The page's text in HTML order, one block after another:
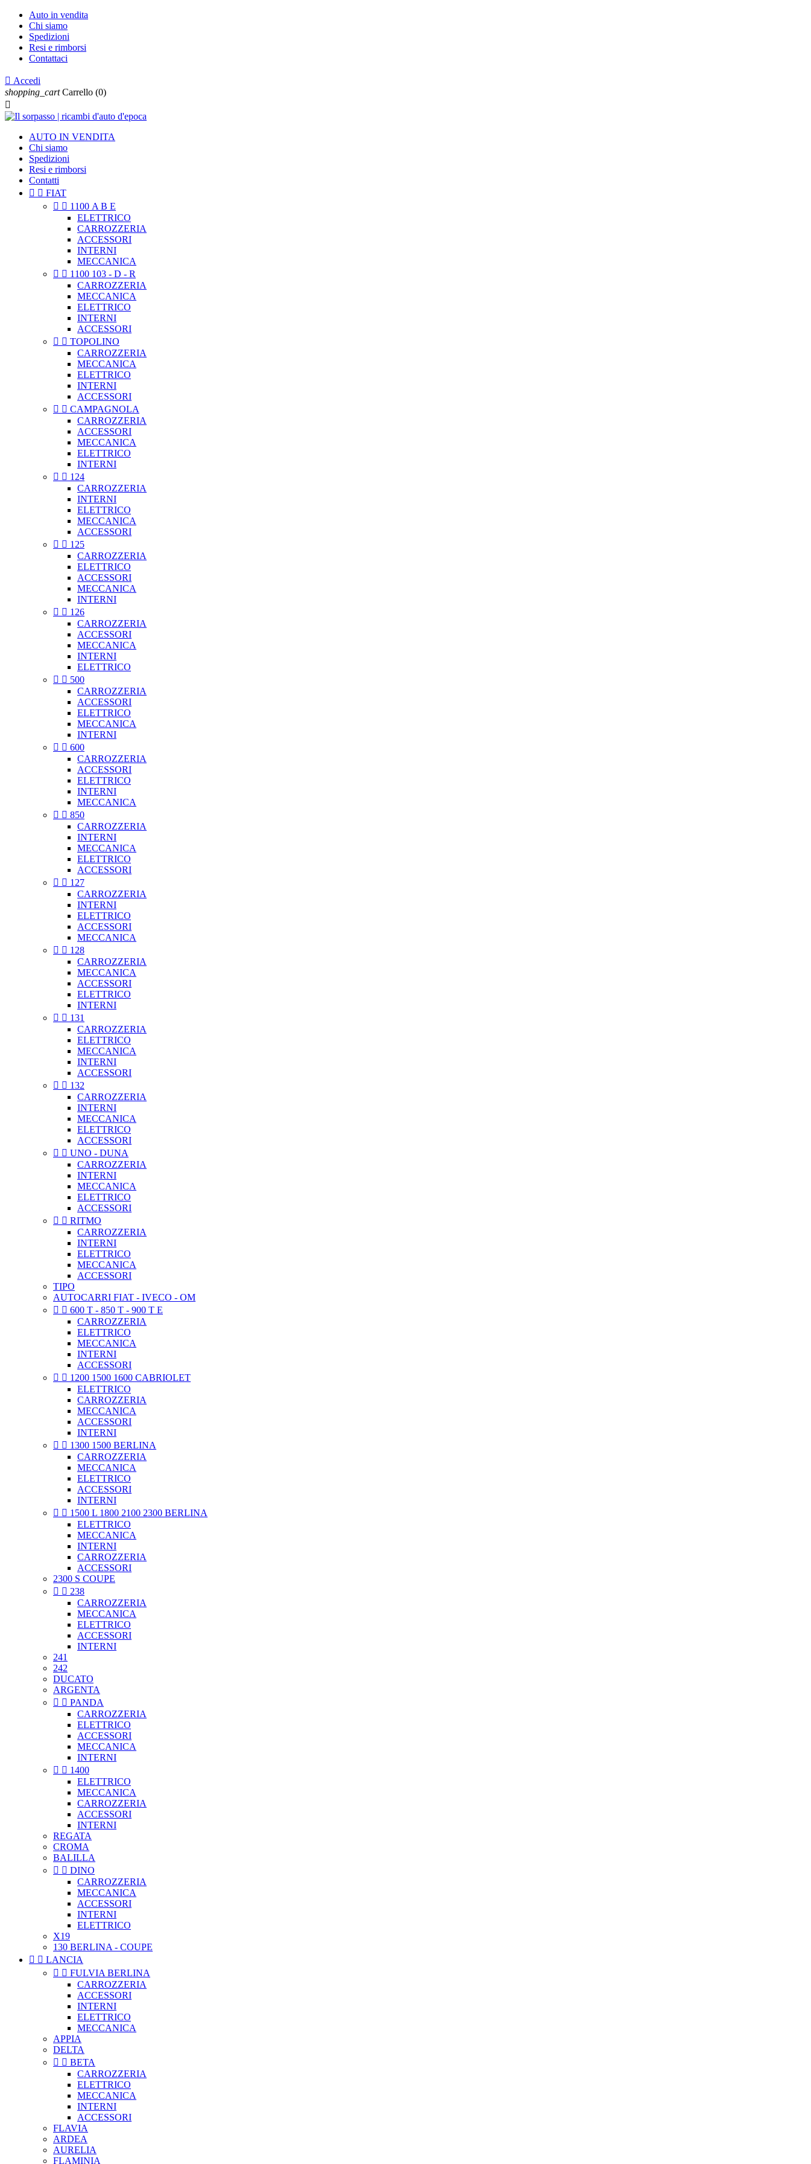
Auto in vendita
Chi siamo
Spedizioni
Resi e rimborsi
Contattaci
 Accedi
shopping_cart Carrello (0)

AUTO IN VENDITA
Chi siamo
Spedizioni
Resi e rimborsi
Contatti
  FIAT
  1100 A B E
ELETTRICO
CARROZZERIA
ACCESSORI
INTERNI
MECCANICA
  1100 103 - D - R
CARROZZERIA
MECCANICA
ELETTRICO
INTERNI
ACCESSORI
  TOPOLINO
CARROZZERIA
MECCANICA
ELETTRICO
INTERNI
ACCESSORI
  CAMPAGNOLA
CARROZZERIA
ACCESSORI
MECCANICA
ELETTRICO
INTERNI
  124
CARROZZERIA
INTERNI
ELETTRICO
MECCANICA
ACCESSORI
  125
CARROZZERIA
ELETTRICO
ACCESSORI
MECCANICA
INTERNI
  126
CARROZZERIA
ACCESSORI
MECCANICA
INTERNI
ELETTRICO
  500
CARROZZERIA
ACCESSORI
ELETTRICO
MECCANICA
INTERNI
  600
CARROZZERIA
ACCESSORI
ELETTRICO
INTERNI
MECCANICA
  850
CARROZZERIA
INTERNI
MECCANICA
ELETTRICO
ACCESSORI
  127
CARROZZERIA
INTERNI
ELETTRICO
ACCESSORI
MECCANICA
  128
CARROZZERIA
MECCANICA
ACCESSORI
ELETTRICO
INTERNI
  131
CARROZZERIA
ELETTRICO
MECCANICA
INTERNI
ACCESSORI
  132
CARROZZERIA
INTERNI
MECCANICA
ELETTRICO
ACCESSORI
  UNO - DUNA
CARROZZERIA
INTERNI
MECCANICA
ELETTRICO
ACCESSORI
  RITMO
CARROZZERIA
INTERNI
ELETTRICO
MECCANICA
ACCESSORI
TIPO
AUTOCARRI FIAT - IVECO - OM
  600 T - 850 T - 900 T E
CARROZZERIA
ELETTRICO
MECCANICA
INTERNI
ACCESSORI
  1200 1500 1600 CABRIOLET
ELETTRICO
CARROZZERIA
MECCANICA
ACCESSORI
INTERNI
  1300 1500 BERLINA
CARROZZERIA
MECCANICA
ELETTRICO
ACCESSORI
INTERNI
  1500 L 1800 2100 2300 BERLINA
ELETTRICO
MECCANICA
INTERNI
CARROZZERIA
ACCESSORI
2300 S COUPE
  238
CARROZZERIA
MECCANICA
ELETTRICO
ACCESSORI
INTERNI
241
242
DUCATO
ARGENTA
  PANDA
CARROZZERIA
ELETTRICO
ACCESSORI
MECCANICA
INTERNI
  1400
ELETTRICO
MECCANICA
CARROZZERIA
ACCESSORI
INTERNI
REGATA
CROMA
BALILLA
  DINO
CARROZZERIA
MECCANICA
ACCESSORI
INTERNI
ELETTRICO
X19
130 BERLINA - COUPE
  LANCIA
  FULVIA BERLINA
CARROZZERIA
ACCESSORI
INTERNI
ELETTRICO
MECCANICA
APPIA
DELTA
  BETA
CARROZZERIA
ELETTRICO
MECCANICA
INTERNI
ACCESSORI
FLAVIA
ARDEA
AURELIA
FLAMINIA